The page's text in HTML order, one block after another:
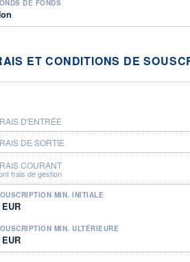
DE FONDS
ET CONDITIONS DE
D'ENTRÉE
DE SORTIE
COURANT
frais de gestion
MIN. INITIALE
MIN. ULTÉRIEURE